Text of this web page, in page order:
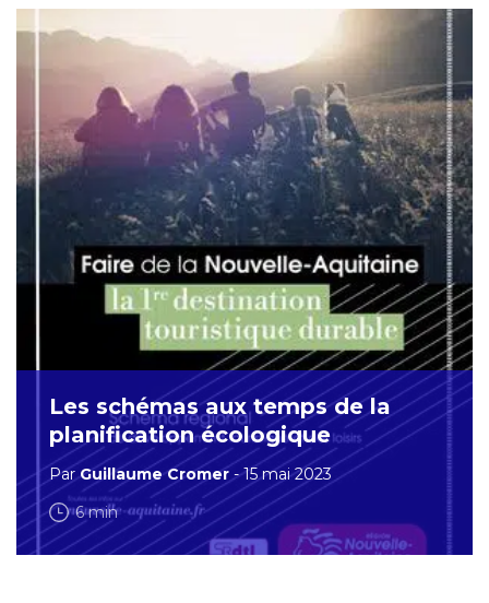
Les schémas aux temps de la
planification écologique
ParGuillaume Cromer- 15 mai 2023
6 min